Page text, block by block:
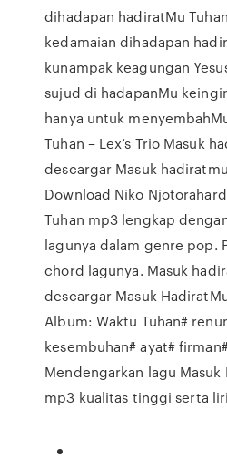
dihadapan hadiratMu
kedamaian dihadapan
kunampak keagungan
sujud di hadapanMu
hanya untuk
Tuhan – Lex’s Trio Masuk
descargar Masuk
Download Niko
Tuhan mp3 lengkap
lagunya dalam genre pop.
chord lagunya. Masuk
descargar Masuk
Album: Waktu Tuhan#
kesembuhan# ayat#
Mendengarkan lagu Masuk
mp3 kualitas tinggi serta